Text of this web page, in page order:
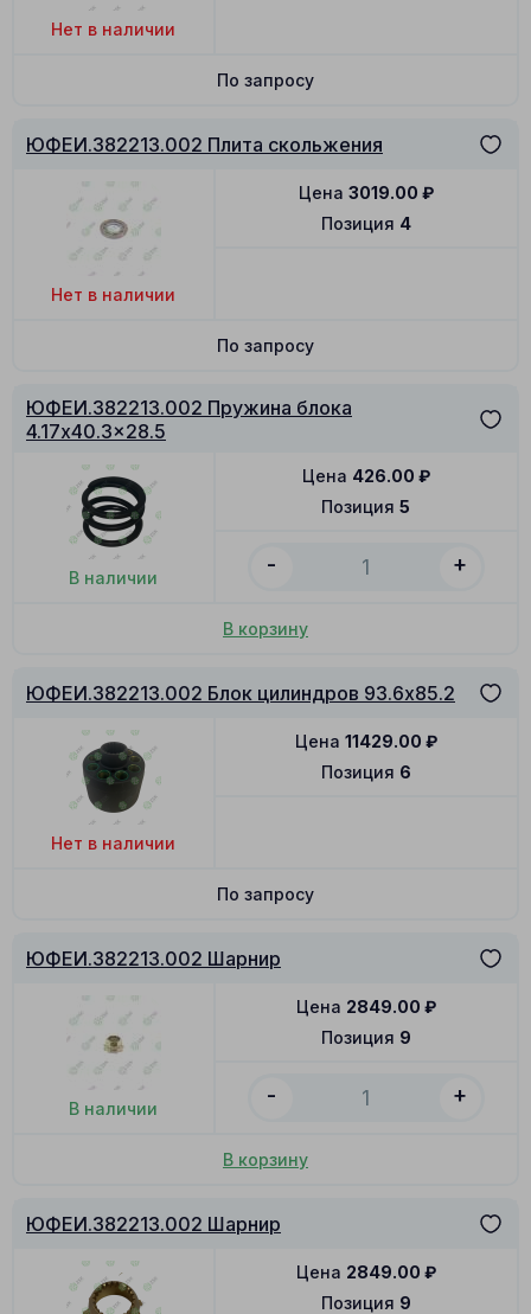
Нет в наличии
По запросу
ЮФЕИ.382213.002 Плита скольжения
Нет в наличии
Позиция 4
Цена 3019.00 ₽
По запросу
ЮФЕИ.382213.002 Пружина блока
4.17x40.3x28.5
В наличии
Позиция 5
Цена 426.00 ₽
- +
В корзину
ЮФЕИ.382213.002 Блок цилиндров 93.6x85.2
Нет в наличии
Позиция 6
Цена 11429.00 ₽
По запросу
ЮФЕИ.382213.002 Шарнир
В наличии
Позиция 9
Цена 2849.00 ₽
- +
В корзину
ЮФЕИ.382213.002 Шарнир
Позиция 9
Цена 2849.00 ₽